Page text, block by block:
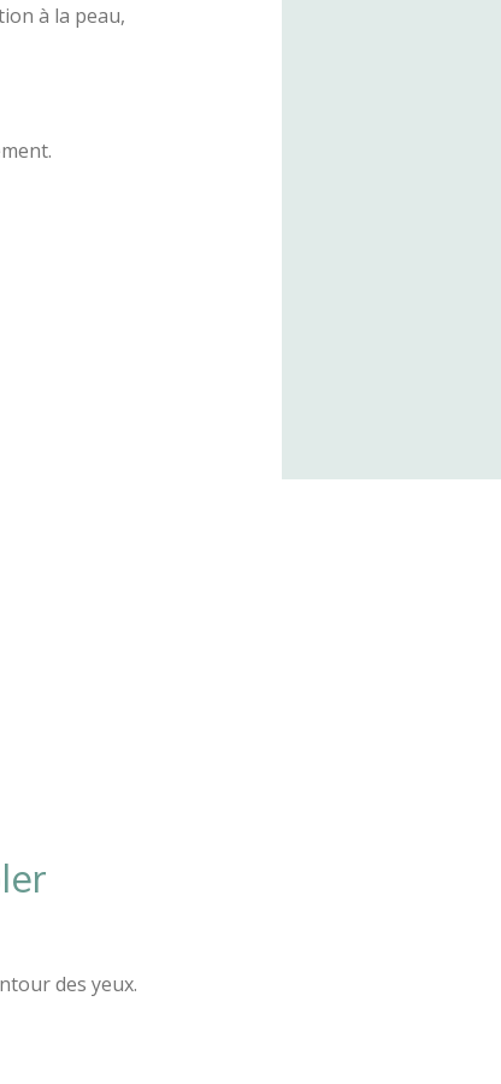
à la peau,
des yeux.